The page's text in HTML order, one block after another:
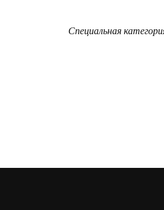
Специальная